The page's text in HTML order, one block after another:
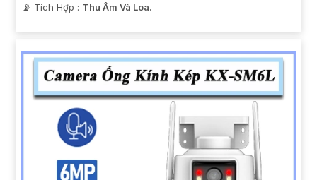
️📡 Tích Hợp : Thu Âm Và Loa.